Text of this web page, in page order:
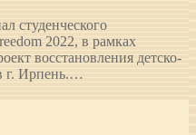
студенческого
2022, в рамках
восстановления детско-
г. Ирпень.…